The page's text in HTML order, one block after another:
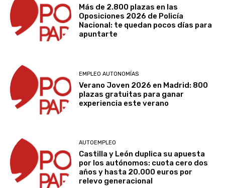
Más de 2.800 plazas en las
Oposiciones 2026 de Policía
Nacional: te quedan pocos días para
apuntarte
EMPLEO AUTONOMÍAS
Verano Joven 2026 en Madrid: 800
plazas gratuitas para ganar
experiencia este verano
AUTOEMPLEO
Castilla y León duplica su apuesta
por los autónomos: cuota cero dos
años y hasta 20.000 euros por
relevo generacional